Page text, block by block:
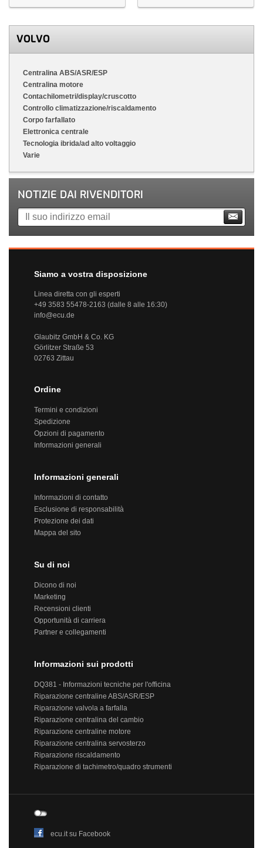
VOLVO
Centralina ABS/ASR/ESP
Centralina motore
Contachilometri/display/cruscotto
Controllo climatizzazione/riscaldamento
Corpo farfallato
Elettronica centrale
Tecnologia ibrida/ad alto voltaggio
Varie
NOTIZIE DAI RIVENDITORI
Siamo a vostra disposizione
Linea diretta con gli esperti
+49 3583 55478-2163 (dalle 8 alle 16:30)
info@ecu.de
Glaubitz GmbH & Co. KG
Görlitzer Straße 53
02763 Zittau
Ordine
Termini e condizioni
Spedizione
Opzioni di pagamento
Informazioni generali
Informazioni generali
Informazioni di contatto
Esclusione di responsabilità
Protezione dei dati
Mappa del sito
Su di noi
Dicono di noi
Marketing
Recensioni clienti
Opportunità di carriera
Partner e collegamenti
Informazioni sui prodotti
DQ381 - Informazioni tecniche per l'officina
Riparazione centraline ABS/ASR/ESP
Riparazione valvola a farfalla
Riparazione centralina del cambio
Riparazione centraline motore
Riparazione centralina servosterzo
Riparazione riscaldamento
Riparazione di tachimetro/quadro strumenti
ecu.it su Facebook